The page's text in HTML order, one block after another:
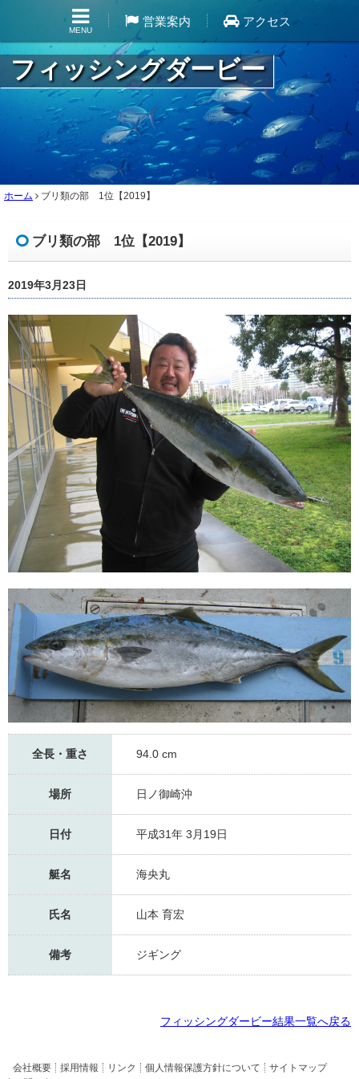
MENU
営業案内 アクセス
フィッシングダービー
ホーム ブリ類の部 1位【2019】
ブリ類の部 1位【2019】
2019年3月23日
全長・重さ 94.0 cm
場所 日ノ御崎沖
日付 平成31年 3月19日
艇名 海央丸
氏名 山本 育宏
備考 ジギング
フィッシングダービー結果一覧へ戻る
会社概要 採用情報 リンク 個人情報保護方針について
サイトマップ